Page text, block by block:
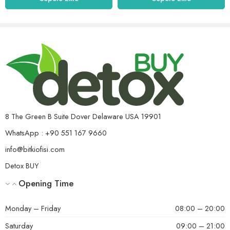
Helpful?
oy aldı
ürün içeriğinden dolayı tercih ediyorum tadı yumuşak ve
5 üzerinden
5 oy aldı
azra erdogan(doğrulanmış kullanıcı)
2024
Yemekten 1 saat önce aç karnına içiyorum daha yolun
8 The Green B Suite Dover Delaware USA 19901
WhatsApp : +90 551 167 9660
info@bitkiofisi.com
Detox BUY
Opening Time
Monday – Friday
08:00 – 20:00
Saturday
09:00 – 21:00